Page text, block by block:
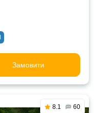
Замовити
8.1 60